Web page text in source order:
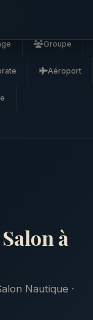
Groupe
Aéroport
à
Nautique ·